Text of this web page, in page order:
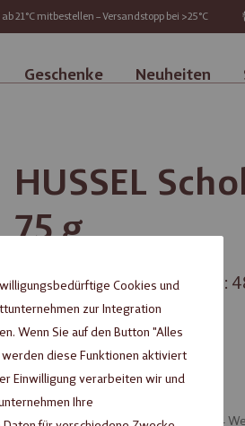
21°C mitbestellen – Versandstopp bei >25°C
Geschenke Neuheiten
HUSSEL
75 g
2,99 €
Dunkle Schokolade (Kakao:
Kaffeegeschmack
Artikel verfügbar, Lieferzeit ca. 3 – 4
Cookies und
zur Integration
Wenn Sie auf den Button "Alles
diese Funktionen aktiviert
Einwilligung verarbeiten wir und
Ihre